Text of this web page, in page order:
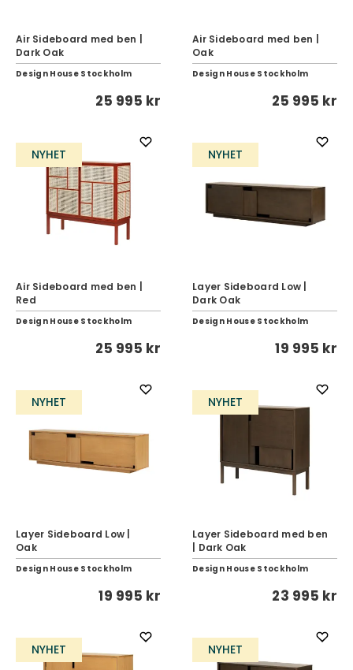
Air Sideboard med ben |
Dark Oak
Design House Stockholm
25 995 kr
Air Sideboard med ben |
Oak
Design House Stockholm
25 995 kr
NYHET
Air Sideboard med ben |
Red
Design House Stockholm
25 995 kr
NYHET
Layer Sideboard Low |
Dark Oak
Design House Stockholm
19 995 kr
NYHET
Layer Sideboard Low |
Oak
Design House Stockholm
19 995 kr
NYHET
Layer Sideboard med ben
| Dark Oak
Design House Stockholm
23 995 kr
NYHET NYHET